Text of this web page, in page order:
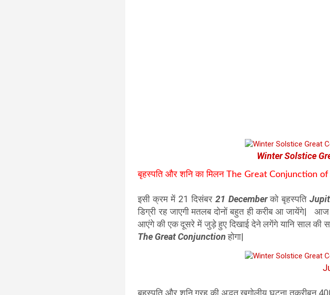
Winter Solstice
बृहस्पति और शनि का मिलन The Great Conjunction
इसी क्रम में 21 दिसंबर 21 Decemberको बृहस्पति
डिग्री रह जाएगी मतलब दोनों बहुत ही करीब आ जायेंगे| आज
आएंगे की एक दूसरे में जुड़े हुए दिखाई देने लगेंगे यानि साल की
The Great Conjunctionहोगा|
बृहस्पति और शनि ग्रह की अद्भुत खगोलीय घटना तक़रीबन